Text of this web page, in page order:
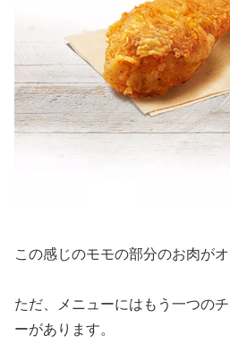
この感じのモモの部分のお肉が
ただ、メニューにはもう一つの
ーがあります。